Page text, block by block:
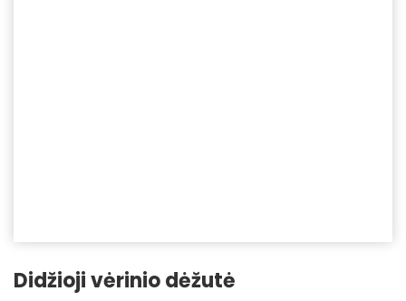
Didžioji vėrinio dėžutė